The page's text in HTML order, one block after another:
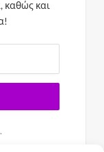
καθώς και